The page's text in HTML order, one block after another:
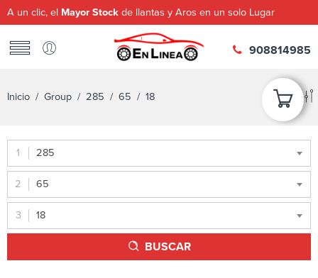
A un clic, el Mayor Stock de llantas y Aros en un solo Lugar
908814985
Inicio / Group / 285 / 65 / 18
285
65
18
BUSCAR